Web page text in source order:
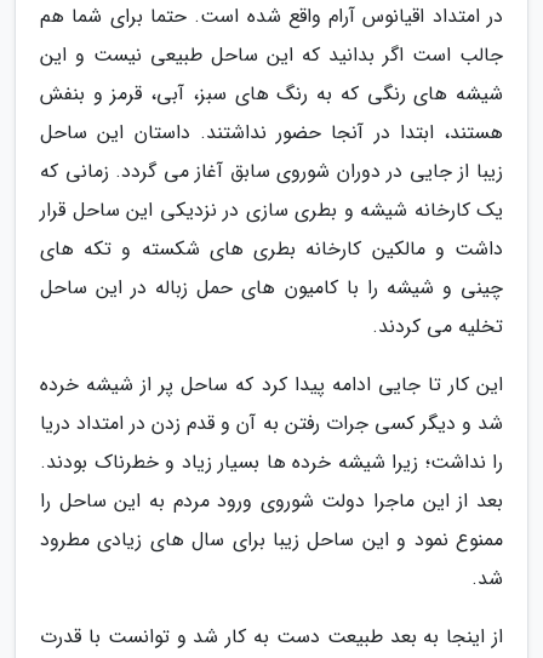
در امتداد اقیانوس آرام واقع شده است. حتما برای شما هم
جالب است اگر بدانید که این ساحل طبیعی نیست و این
شیشه های رنگی که به رنگ های سبز، آبی، قرمز و بنفش
هستند، ابتدا در آنجا حضور نداشتند. داستان این ساحل
زیبا از جایی در دوران شوروی سابق آغاز می گردد. زمانی که
یک کارخانه شیشه و بطری سازی در نزدیکی این ساحل قرار
داشت و مالکین کارخانه بطری های شکسته و تکه های
چینی و شیشه را با کامیون های حمل زباله در این ساحل
تخلیه می کردند.
این کار تا جایی ادامه پیدا کرد که ساحل پر از شیشه خرده
شد و دیگر کسی جرات رفتن به آن و قدم زدن در امتداد دریا
را نداشت؛ زیرا شیشه خرده ها بسیار زیاد و خطرناک بودند.
بعد از این ماجرا دولت شوروی ورود مردم به این ساحل را
ممنوع نمود و این ساحل زیبا برای سال های زیادی مطرود
شد.
از اینجا به بعد طبیعت دست به کار شد و توانست با قدرت